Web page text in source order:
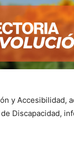
y Accesibilidad,
Discapacidad,